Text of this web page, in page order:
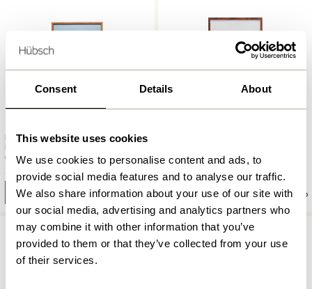
Consent Details About
This website uses cookies
We use cookies to personalise content and ads, to
provide social media features and to analyse our traffic.
We also share information about your use of our site with
our social media, advertising and analytics partners who
may combine it with other information that you’ve
provided to them or that they’ve collected from your use
of their services.
Focal Rahmen 29,7×42
Naturfarben
359,00 kr.
In den warenkorb
359,00kr.
In den warenkorb